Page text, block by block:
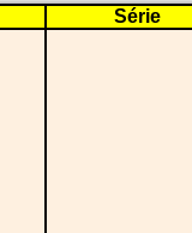
Série